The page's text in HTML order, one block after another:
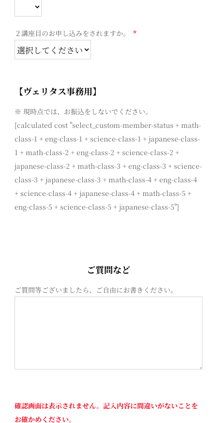
２講座目のお申し込みをされますか。 *
【ヴェリタス事務用】
※ 現時点では、お振込をしないでください。
[calculated cost "select_custom-member-status + math-
class-1 + eng-class-1 + science-class-1 + japanese-class-
1 + math-class-2 + eng-class-2 + science-class-2 +
japanese-class-2 + math-class-3 + eng-class-3 + science-
class-3 + japanese-class-3 + math-class-4 + eng-class-4
+ science-class-4 + japanese-class-4 + math-class-5 +
eng-class-5 + science-class-5 + japanese-class-5"]
ご質問など
ご質問等ございましたら、ご自由にお書きください。
確認画面は表示されません。記入内容に間違いがないことを
お確かめください。